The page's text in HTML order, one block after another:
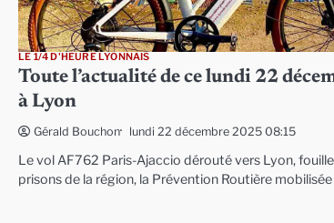
LE 1/4 D'HEURE LYONNAIS
Toute l’actualité de ce lundi 22
à Lyon
Gérald Bouchon lundi 22 décembre 2025 08:15
Le vol AF762 Paris-Ajaccio dérouté vers Lyon,
prisons de la région, la Prévention Routière